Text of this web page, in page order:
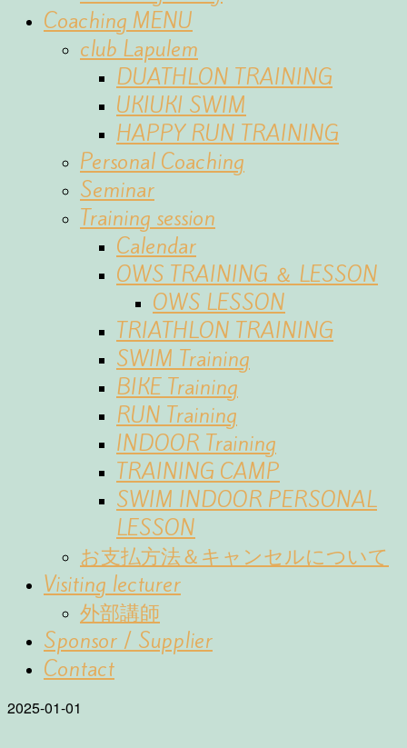
Coaching MENU
club Lapulem
DUATHLON TRAINING
UKIUKI SWIM
HAPPY RUN TRAINING
Personal Coaching
Seminar
Training session
Calendar
OWS TRAINING ＆ LESSON
OWS LESSON
TRIATHLON TRAINING
SWIM Training
BIKE Training
RUN Training
INDOOR Training
TRAINING CAMP
SWIM INDOOR PERSONAL
LESSON
お支払方法＆キャンセルについて
Visiting lecturer
外部講師
Sponsor / Supplier
Contact
2025-01-01